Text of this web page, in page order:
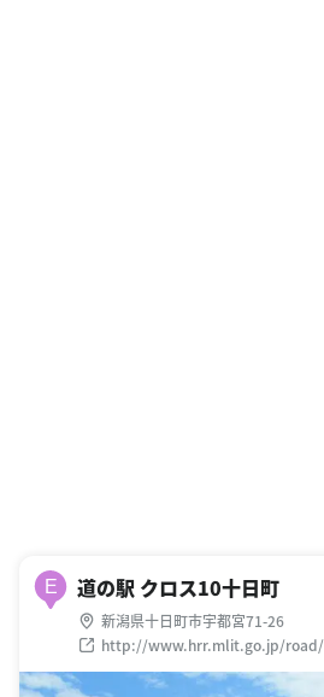
E 道の駅 クロス10十日町
新潟県十日町市宇都宮71-26
http://www.hrr.mlit.go.jp/
mati_folder/tokamati.html